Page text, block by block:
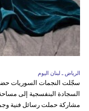
الرياض ـ لبنان اليوم
السجادة البنفسجية إلى
مشاركة حملت رسائل فنية